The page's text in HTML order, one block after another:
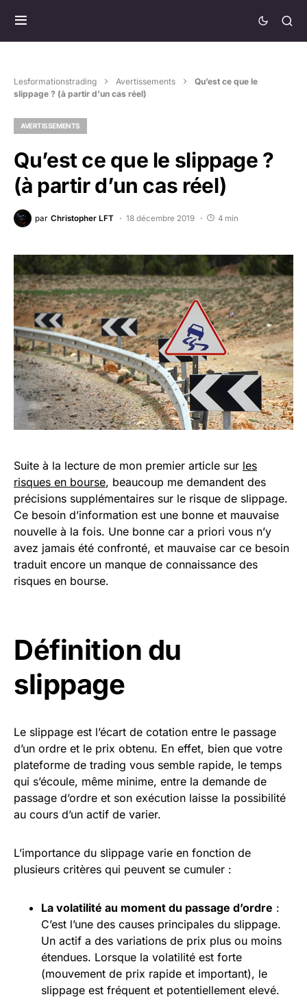
Lesformationstrading Avertissements
Qu’est ce que le
slippage ? (à partir d’un cas réel)
AVERTISSEMENTS
Qu’est ce que le slippage ?
(à partir d’un cas réel)
par Christopher LFT 18 décembre 2019 4 min
Suite à la lecture de mon premier article sur les
risques en bourse, beaucoup me demandent des
précisions supplémentaires sur le risque de slippage.
Ce besoin d’information est une bonne et mauvaise
nouvelle à la fois. Une bonne car a priori vous n’y
avez jamais été confronté, et mauvaise car ce besoin
traduit encore un manque de connaissance des
risques en bourse.
Définition du
slippage
Le slippage est l’écart de cotation entre le passage
d’un ordre et le prix obtenu. En effet, bien que votre
plateforme de trading vous semble rapide, le temps
qui s’écoule, même minime, entre la demande de
passage d’ordre et son exécution laisse la possibilité
au cours d’un actif de varier.
L’importance du slippage varie en fonction de
plusieurs critères qui peuvent se cumuler :
La volatilité au moment du passage d’ordre :
C’est l’une des causes principales du slippage.
Un actif a des variations de prix plus ou moins
étendues. Lorsque la volatilité est forte
(mouvement de prix rapide et important), le
slippage est fréquent et potentiellement elevé.